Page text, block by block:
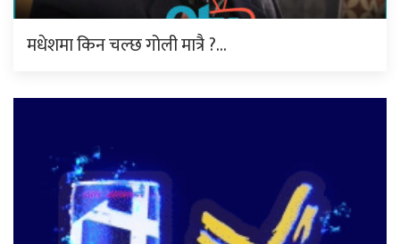
मधेशमा किन चल्छ गोली मात्रै ?…